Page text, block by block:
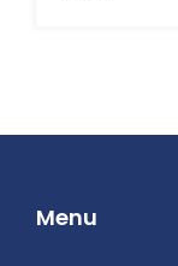
Menu